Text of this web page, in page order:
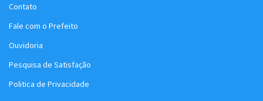
Contato
Fale com o Prefeito
Ouvidoria
Pesquisa de Satisfação
Politica de Privacidade